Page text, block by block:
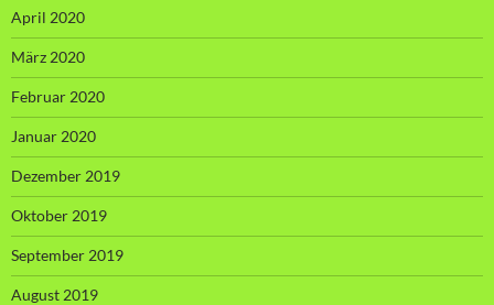
April 2020
März 2020
Februar 2020
Januar 2020
Dezember 2019
Oktober 2019
September 2019
August 2019